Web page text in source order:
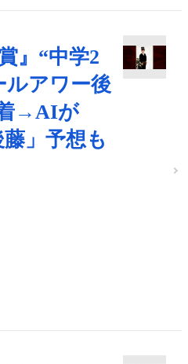
』“中学2
ルアワー後
→AIが
藤」予想も